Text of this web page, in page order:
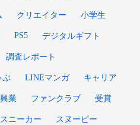
クリエイター 小学生
PS5 デジタルギフト
調査レポート
ぶ LINEマンガ キャリア
業 ファンクラブ 受賞
スニーカー スヌーピー